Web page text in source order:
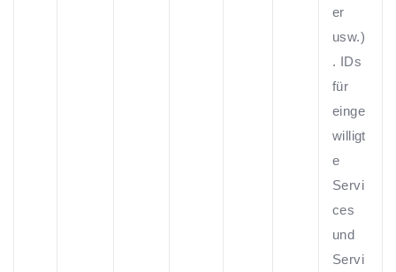
er
usw.)
. IDs
für
einge
willigt
e
Servi
ces
und
Servi